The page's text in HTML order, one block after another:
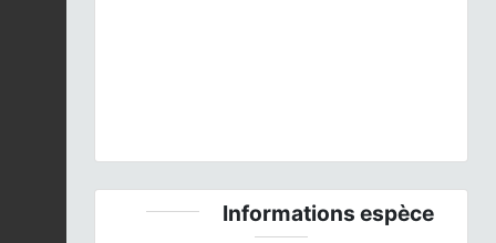
Informations espèce